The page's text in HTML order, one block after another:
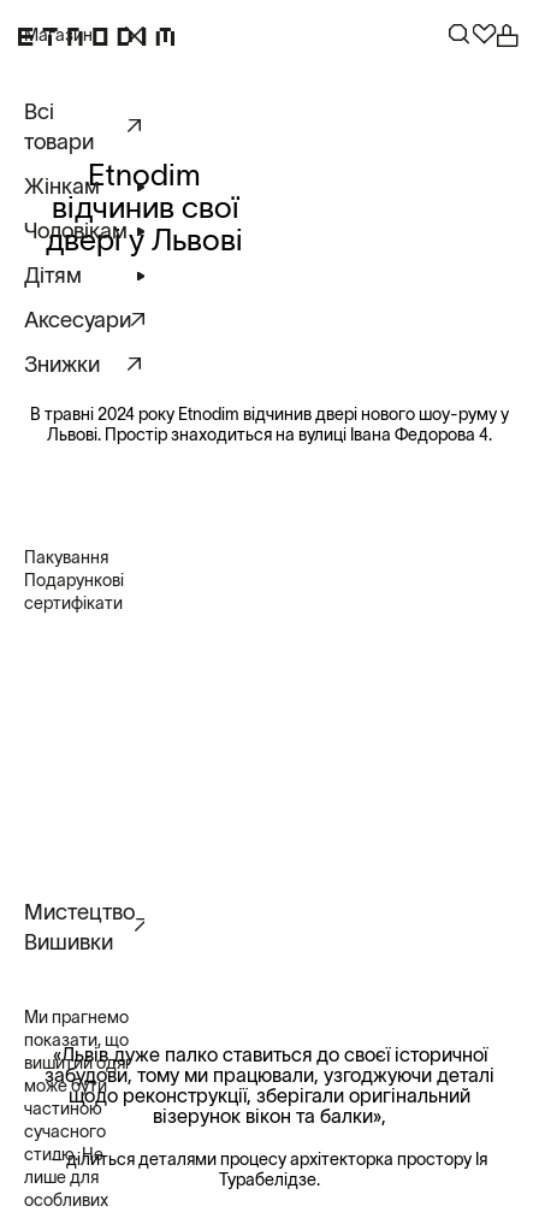
Etnodim
відчинив свої
двері у Львові
В травні 2024 року Etnodim відчинив двері нового шоу-руму у
Львові. Простір знаходиться на вулиці Івана Федорова 4.
«Львів дуже палко ставиться до своєї історичної
забудови, тому ми працювали, узгоджуючи деталі
щодо реконструкції, зберігали оригінальний
візерунок вікон та балки»,
– ділиться деталями процесу архітекторка простору Ія
Турабелідзе.
Магазин
Всі
товари
Жінкам
Чоловікам
Дітям
Аксесуари
Знижки
Пакування
Подарункові
сертифікати
Мистецтво
Вишивки
Ми прагнемо
показати, що
вишитий одяг
може бути
частиною
сучасного
стилю. Не
лише для
особливих